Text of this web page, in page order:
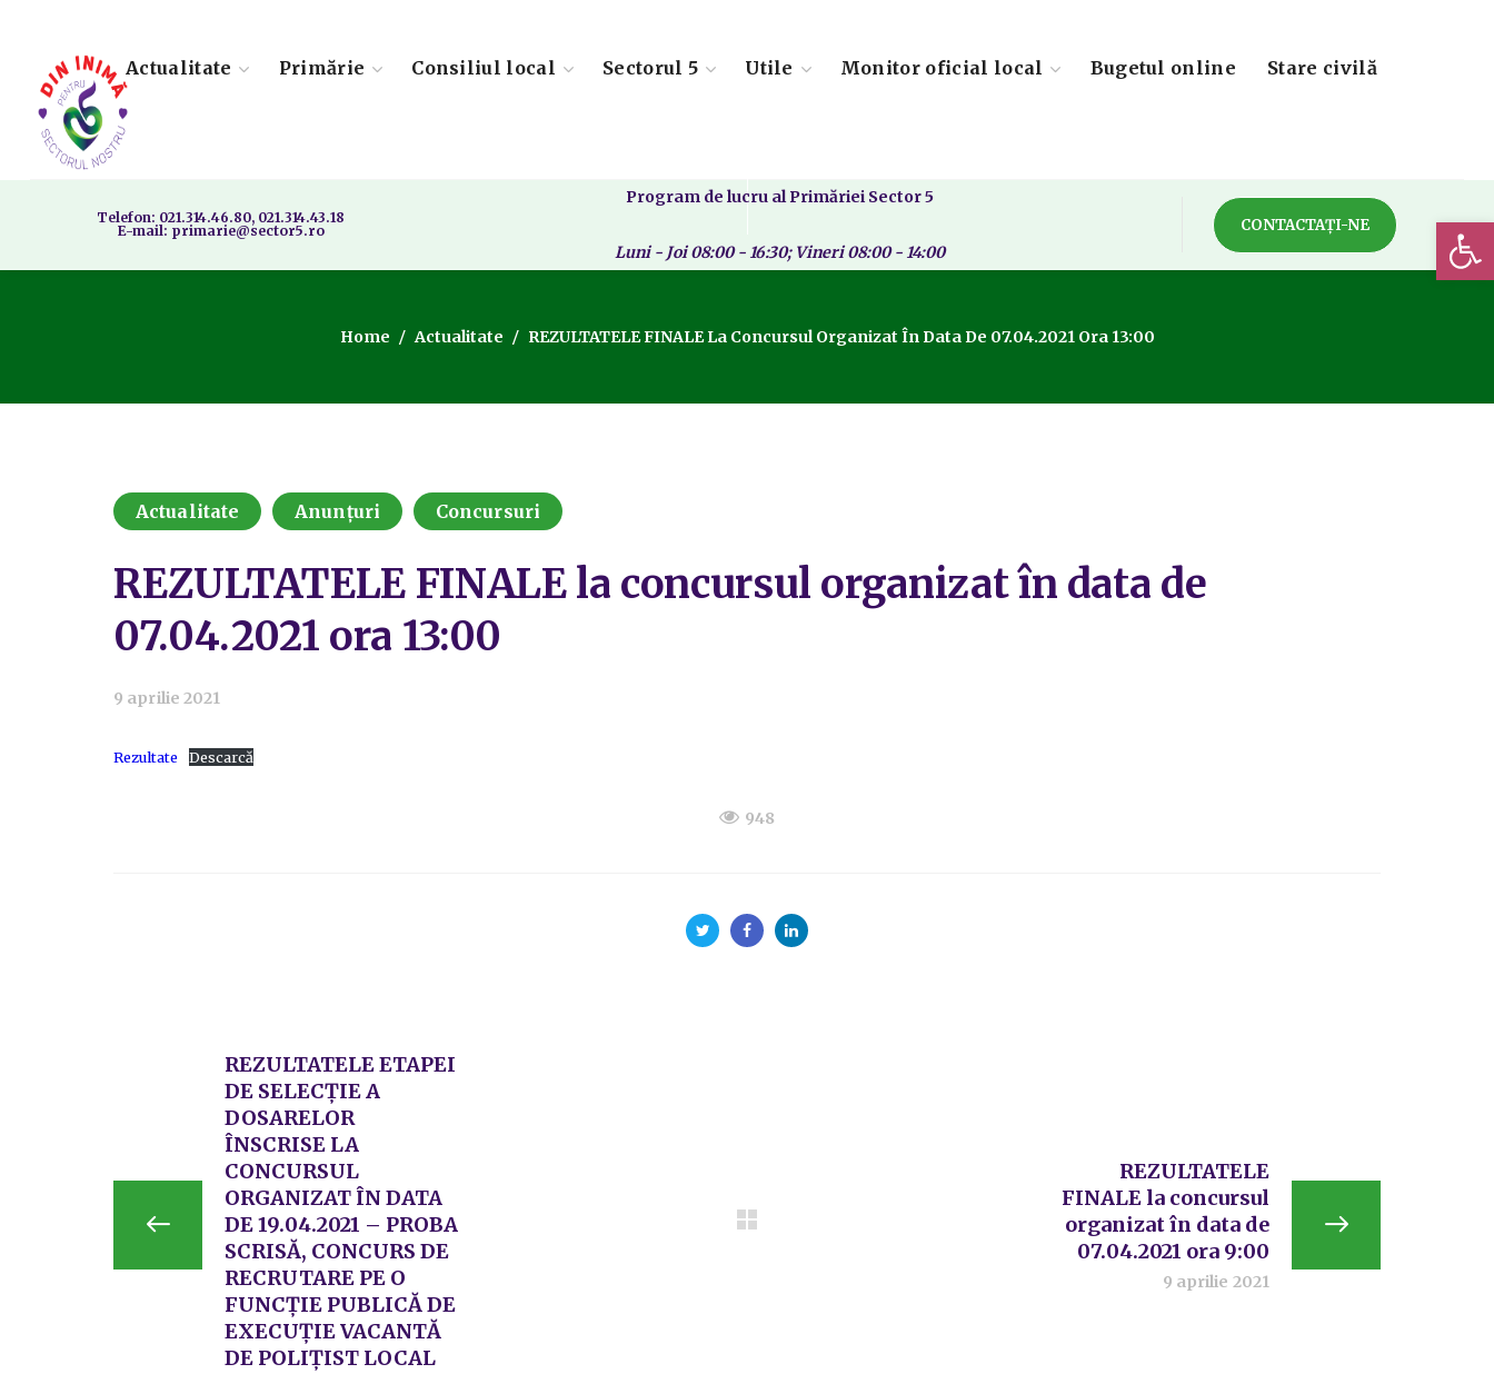
Actualitate Primărie Consiliul local Sectorul 5 Utile Monitor oficial local Bugetul online Stare civilă
Telefon: 021.314.46.80, 021.314.43.18
E-mail: primarie@sector5.ro
Program de lucru al Primăriei Sector 5
Luni - Joi 08:00 - 16:30; Vineri 08:00 - 14:00
CONTACTAȚI-NE
Home Actualitate REZULTATELE FINALE La Concursul Organizat În Data De 07.04.2021 Ora 13:00
Actualitate Anunțuri Concursuri
REZULTATELE FINALE la concursul organizat în data de
07.04.2021 ora 13:00
9 aprilie 2021
Rezultate Descarcă
948
REZULTATELE ETAPEI
DE SELECŢIE A
DOSARELOR
ÎNSCRISE LA
CONCURSUL
ORGANIZAT ÎN DATA
DE 19.04.2021 – PROBA
SCRISĂ, CONCURS DE
RECRUTARE PE O
FUNCȚIE PUBLICĂ DE
EXECUȚIE VACANTĂ
DE POLIȚIST LOCAL
REZULTATELE
FINALE la concursul
organizat în data de
07.04.2021 ora 9:00
9 aprilie 2021